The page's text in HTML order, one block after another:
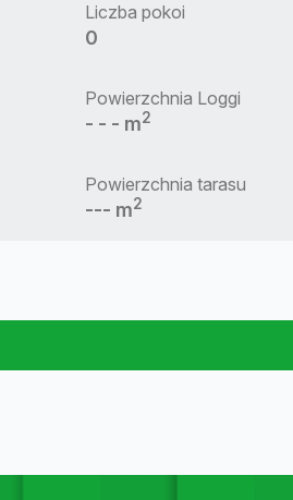
Liczba pokoi
0
Powierzchnia Loggi
- - - m2
Powierzchnia tarasu
--- m2